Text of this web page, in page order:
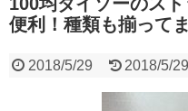
便利！種類も揃って
2018/5/29 2018/5/29